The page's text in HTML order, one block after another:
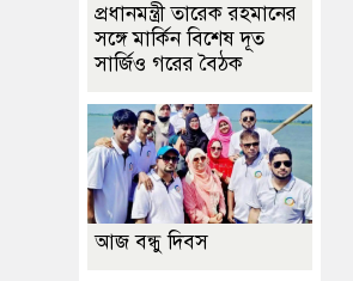
প্রধানমন্ত্রী তারেক রহমানের
সঙ্গে মার্কিন বিশেষ দূত
সার্জিও গরের বৈঠক
আজ বন্ধু দিবস